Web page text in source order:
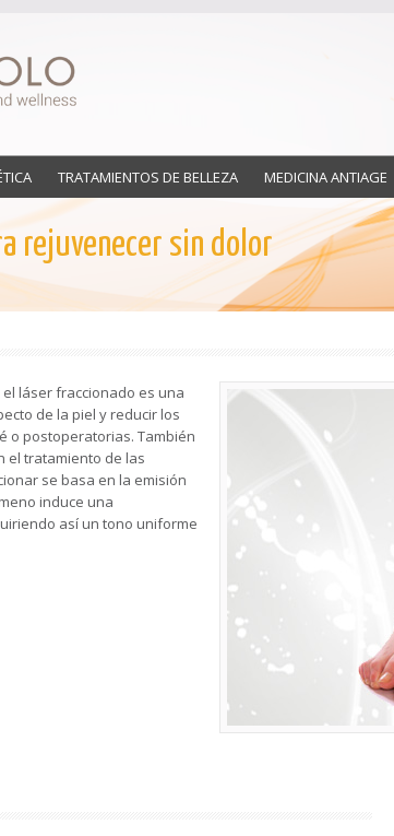
TRATAMIENTOS DE BELLEZA MEDICINA ANTIAGE
rejuvenecer sin dolor
láser fraccionado es una
de la piel y reducir los
o postoperatorias. También
el tratamiento de las
se basa en la emisión
induce una
así un tono uniforme